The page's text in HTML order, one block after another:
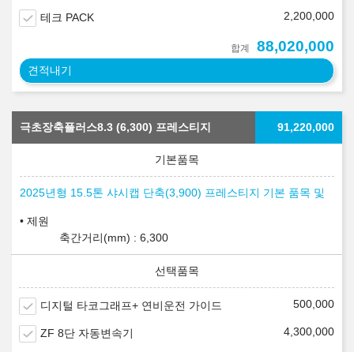
테크 PACK 2,200,000
합계 88,020,000
견적내기
극초장축플러스8.3 (6,300) 프레스티지 91,220,000
2025년형 15.5톤 샤시캡 단축(3,900) 프레스티지 기본 품목 및
제원
축간거리(mm) : 6,300
디지털 타코그래프+ 연비운전 가이드 500,000
ZF 8단 자동변속기 4,300,000